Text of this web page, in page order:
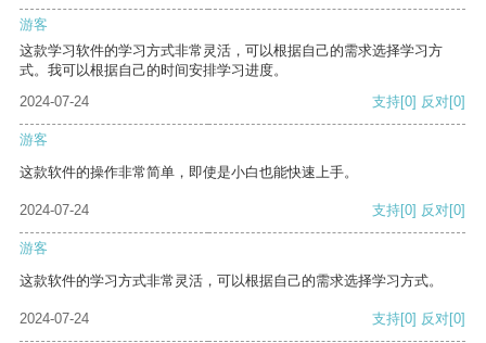
游客
这款学习软件的学习方式非常灵活，可以根据自己的需求选择学习方
式。我可以根据自己的时间安排学习进度。
2024-07-24
支持[0] 反对[0]
游客
这款软件的操作非常简单，即使是小白也能快速上手。
2024-07-24 支持[0] 反对[0]
游客
这款软件的学习方式非常灵活，可以根据自己的需求选择学习方式。
2024-07-24 支持[0] 反对[0]